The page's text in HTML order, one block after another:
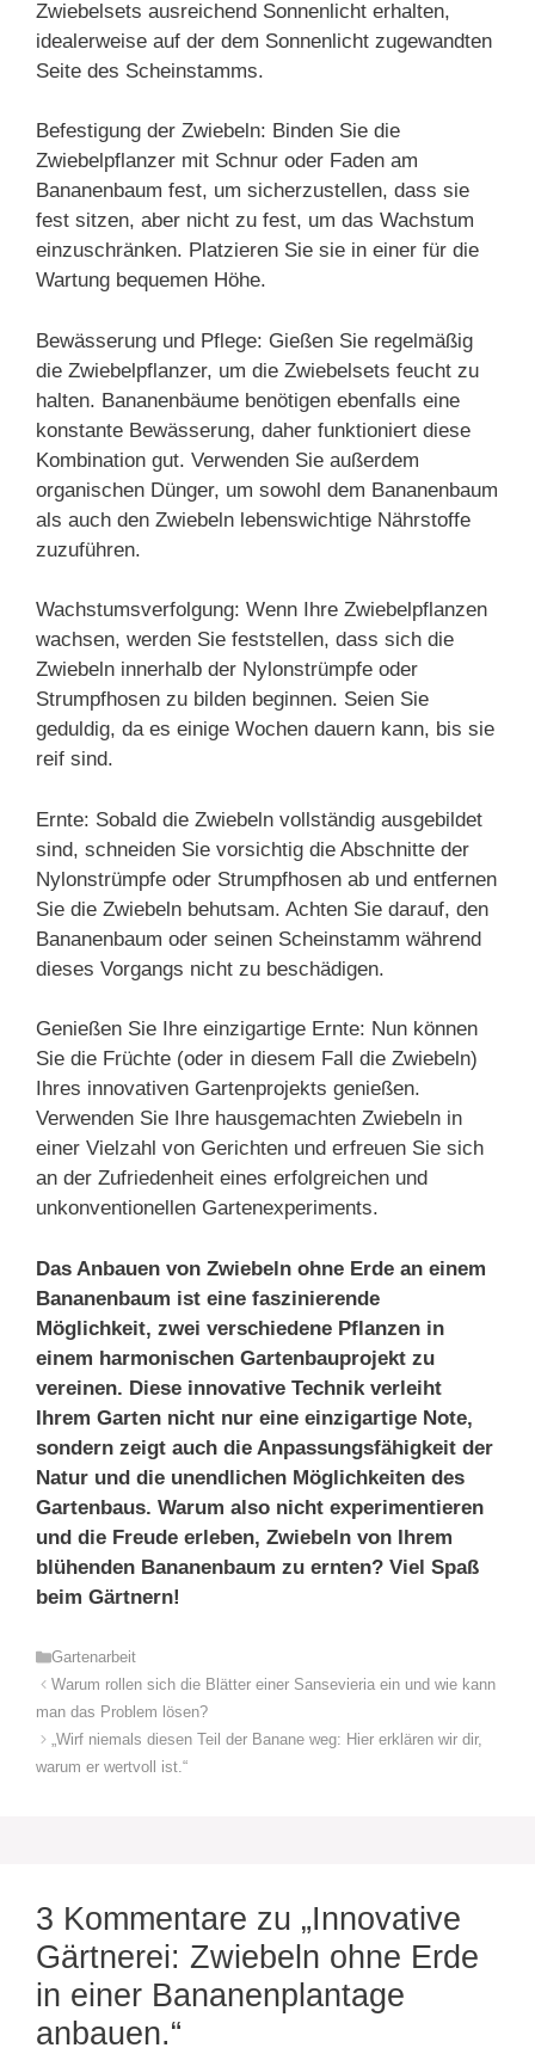
Zwiebelsets ausreichend Sonnenlicht erhalten,
idealerweise auf der dem Sonnenlicht zugewandten
Seite des Scheinstamms.
Befestigung der Zwiebeln: Binden Sie die
Zwiebelpflanzer mit Schnur oder Faden am
Bananenbaum fest, um sicherzustellen, dass sie
fest sitzen, aber nicht zu fest, um das Wachstum
einzuschränken. Platzieren Sie sie in einer für die
Wartung bequemen Höhe.
Bewässerung und Pflege: Gießen Sie regelmäßig
die Zwiebelpflanzer, um die Zwiebelsets feucht zu
halten. Bananenbäume benötigen ebenfalls eine
konstante Bewässerung, daher funktioniert diese
Kombination gut. Verwenden Sie außerdem
organischen Dünger, um sowohl dem Bananenbaum
als auch den Zwiebeln lebenswichtige Nährstoffe
zuzuführen.
Wachstumsverfolgung: Wenn Ihre Zwiebelpflanzen
wachsen, werden Sie feststellen, dass sich die
Zwiebeln innerhalb der Nylonstrümpfe oder
Strumpfhosen zu bilden beginnen. Seien Sie
geduldig, da es einige Wochen dauern kann, bis sie
reif sind.
Ernte: Sobald die Zwiebeln vollständig ausgebildet
sind, schneiden Sie vorsichtig die Abschnitte der
Nylonstrümpfe oder Strumpfhosen ab und entfernen
Sie die Zwiebeln behutsam. Achten Sie darauf, den
Bananenbaum oder seinen Scheinstamm während
dieses Vorgangs nicht zu beschädigen.
Genießen Sie Ihre einzigartige Ernte: Nun können
Sie die Früchte (oder in diesem Fall die Zwiebeln)
Ihres innovativen Gartenprojekts genießen.
Verwenden Sie Ihre hausgemachten Zwiebeln in
einer Vielzahl von Gerichten und erfreuen Sie sich
an der Zufriedenheit eines erfolgreichen und
unkonventionellen Gartenexperiments.
Das Anbauen von Zwiebeln ohne Erde an einem
Bananenbaum ist eine faszinierende
Möglichkeit, zwei verschiedene Pflanzen in
einem harmonischen Gartenbauprojekt zu
vereinen. Diese innovative Technik verleiht
Ihrem Garten nicht nur eine einzigartige Note,
sondern zeigt auch die Anpassungsfähigkeit der
Natur und die unendlichen Möglichkeiten des
Gartenbaus. Warum also nicht experimentieren
und die Freude erleben, Zwiebeln von Ihrem
blühenden Bananenbaum zu ernten? Viel Spaß
beim Gärtnern!
Kategorien
Gartenarbeit
Warum rollen sich die Blätter einer Sansevieria ein und wie kann
man das Problem lösen?
„Wirf niemals diesen Teil der Banane weg: Hier erklären wir dir,
warum er wertvoll ist.“
3 Kommentare zu „Innovative
Gärtnerei: Zwiebeln ohne Erde
in einer Bananenplantage
anbauen.“